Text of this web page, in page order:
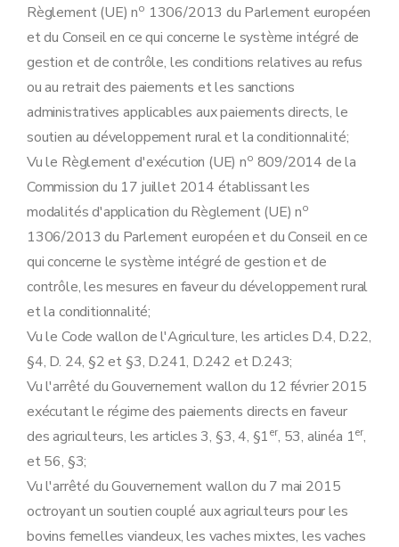
Règlement (UE) no 1306/2013 du Parlement européen
et du Conseil en ce qui concerne le système intégré de
gestion et de contrôle, les conditions relatives au refus
ou au retrait des paiements et les sanctions
administratives applicables aux paiements directs, le
soutien au développement rural et la conditionnalité;
Vu le Règlement d'exécution (UE) no 809/2014 de la
Commission du 17 juillet 2014 établissant les
modalités d'application du Règlement (UE) no
1306/2013 du Parlement européen et du Conseil en ce
qui concerne le système intégré de gestion et de
contrôle, les mesures en faveur du développement rural
et la conditionnalité;
Vu le Code wallon de l'Agriculture, les articles D.4, D.22,
§4, D. 24, §2 et §3, D.241, D.242 et D.243;
Vu l'arrêté du Gouvernement wallon du 12 février 2015
exécutant le régime des paiements directs en faveur
des agriculteurs, les articles 3, §3, 4, §1er, 53, alinéa 1er,
et 56, §3;
Vu l'arrêté du Gouvernement wallon du 7 mai 2015
octroyant un soutien couplé aux agriculteurs pour les
bovins femelles viandeux, les vaches mixtes, les vaches